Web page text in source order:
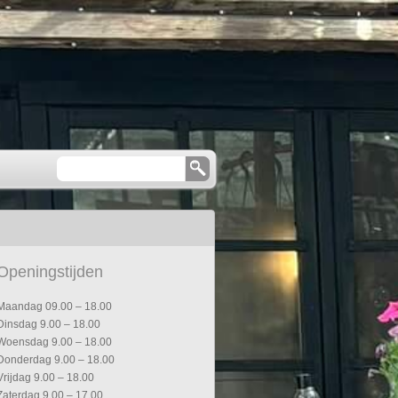
09.00 – 18.00
9.00 – 18.00
9.00 – 18.00
9.00 – 18.00
9.00 – 18.00
9.00 – 17.00